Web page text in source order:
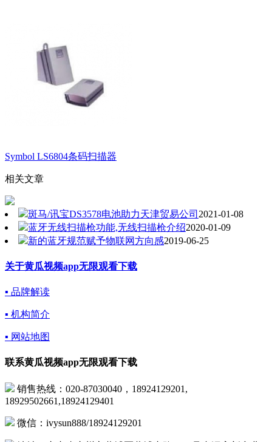
Symbol LS6804条码扫描器
相关文章
斑马/讯宝DS3578电池助力天津贸易公司 2021-01-08
蓝牙无线扫描枪功能,无线扫描枪介绍2020-01-09
新的蓝牙规范赋予物联网方向感2019-06-25
关于黄瓜视频app无限观看下载
▪ 品牌解读
▪ 机构简介
▪ 网站地图
联系黄瓜视频app无限观看下载
销售热线：020-87030040，18924129201,
18929502661,18924129401
微信：ivysun888/18924129201